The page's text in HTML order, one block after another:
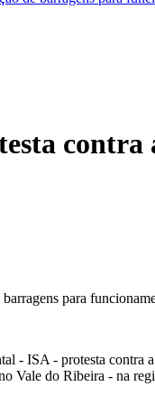
contra
para
- ISA - protesta contra
Vale do Ribeira - na